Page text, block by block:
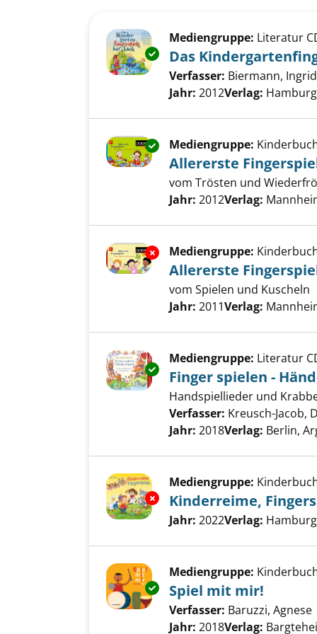
Exemplar-Details von Das
Mediengruppe: Literatur
Das
Verfasser: Biermann, Ingrid
Jahr: 2012Verlag:
Exemplar-Details von
Mediengruppe:
Allererste
vom Trösten und
Suche nach diesem
Jahr: 2012Verlag:
Exemplar-Details von
Mediengruppe:
Allererste
vom Spielen und Kuscheln
Suche nach diesem
Jahr: 2011Verlag:
Exemplar-Details von Finger
Mediengruppe: Literatur
Finger spielen -
Handspiellieder und
Verfasser: Kreusch-Jacob,
Jahr: 2018Verlag: Berlin,
Exemplar-Details von
Mediengruppe:
Kinderreime,
Suche nach diesem
Jahr: 2022Verlag:
Exemplar-Details von Spiel mit
Mediengruppe:
Spiel mit mir!
Verfasser: Baruzzi, Agnese
Jahr: 2018Verlag: